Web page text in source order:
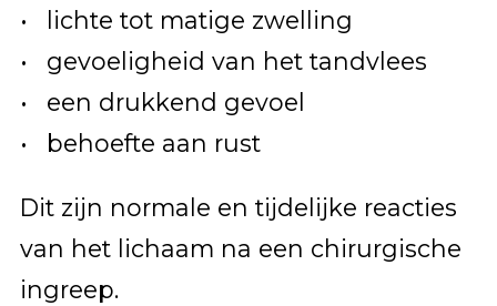
lichte tot matige zwelling
gevoeligheid van het tandvlees
een drukkend gevoel
behoefte aan rust
Dit zijn normale en tijdelijke reacties
van het lichaam na een chirurgische
ingreep.